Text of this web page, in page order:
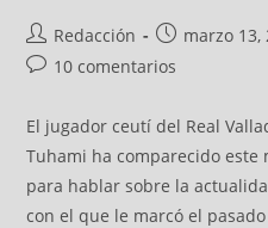
Redacción marzo 13,
10 comentarios
El jugador ceutí del Real
Tuhami ha comparecido este
para hablar sobre la
con el que le marcó el